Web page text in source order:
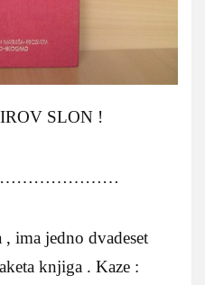
SLON !
ima jedno dvadeset
knjiga . Kaze :